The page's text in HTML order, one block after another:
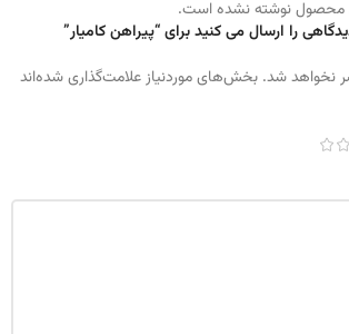
محصول نوشته نشده است.
را ارسال می کنید برای “پیراهن کامیار”
نخواهد شد. بخش‌های موردنیاز علامت‌گذاری شده‌اند